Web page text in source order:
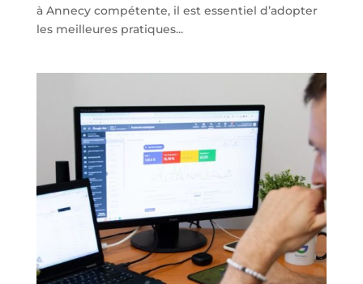
à Annecy compétente, il est essentiel d’adopter
les meilleures pratiques...